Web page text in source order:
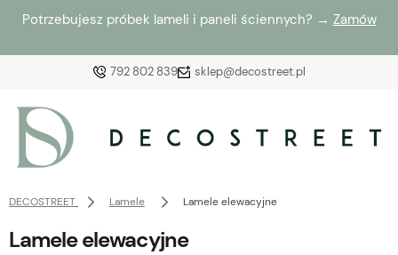
Potrzebujesz próbek lameli i paneli ściennych? → Zamów
792 802 839 sklep@decostreet.pl
DECOSTREET Lamele Lamele elewacyjne
Lamele elewacyjne